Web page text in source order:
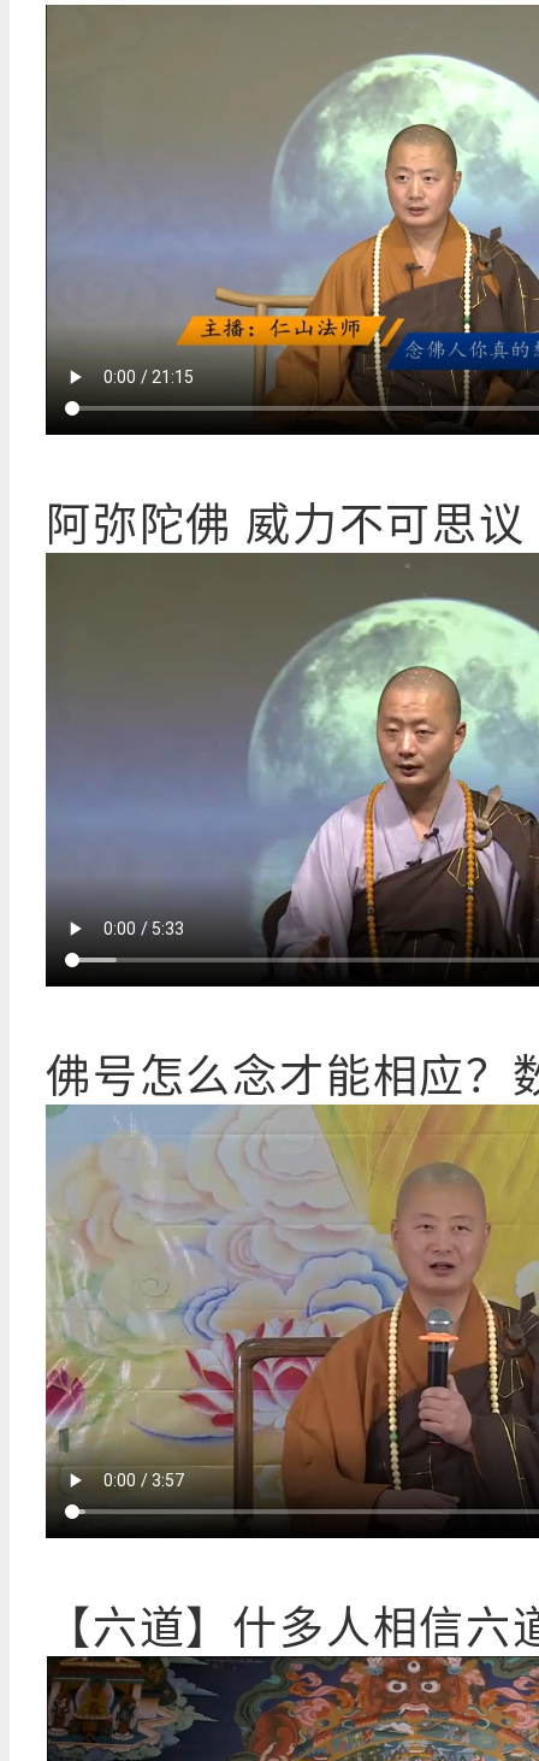
阿弥陀佛 威力不可思
佛号怎么念才能相应？
【六道】什多人相信